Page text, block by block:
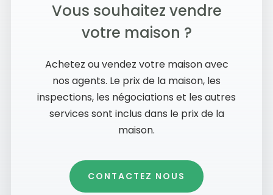
Vous souhaitez vendre
votre maison ?
Achetez ou vendez votre maison avec
nos agents. Le prix de la maison, les
inspections, les négociations et les autres
services sont inclus dans le prix de la
maison.
CONTACTEZ NOUS